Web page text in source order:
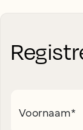
Voornaam*